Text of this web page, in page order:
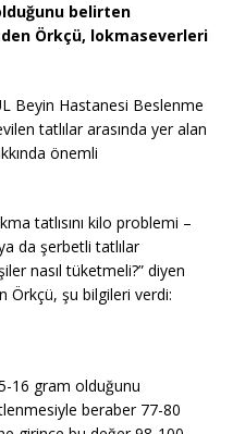
belirten
Örkçü, lokmaseverleri
Beyin Hastanesi Beslenme
tatlılar arasında yer alan
önemli
tatlısını kilo problemi –
da şerbetli tatlılar
nasıl tüketmeli?” diyen
Örkçü, şu bilgileri verdi:
16 gram olduğunu
beraber 77-80